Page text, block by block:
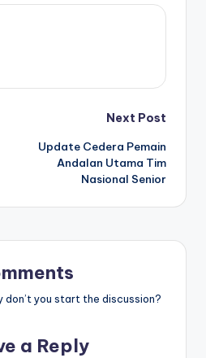
Next Post
Update Cedera Pemain
Andalan Utama Tim
Nasional Senior
don’t you start the discussion?
a Reply